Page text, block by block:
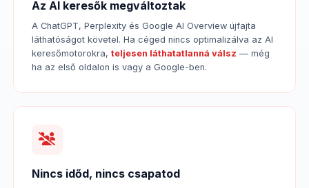
Az AI keresők megváltoztak
A ChatGPT, Perplexity és Google AI Overview újfajta
láthatóságot követel. Ha céged nincs optimalizálva az AI
keresőmotorokra, teljesen láthatatlanná válsz — még
ha az első oldalon is vagy a Google-ben.
Nincs időd, nincs csapatod